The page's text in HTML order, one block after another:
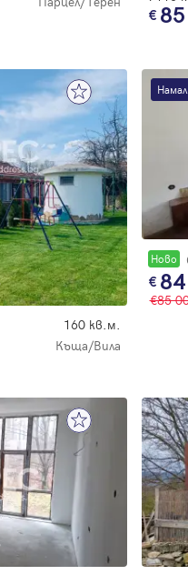
160 кв.м.
Къща/Вила
Новo
85